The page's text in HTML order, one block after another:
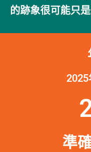
的跡象很可能只
準